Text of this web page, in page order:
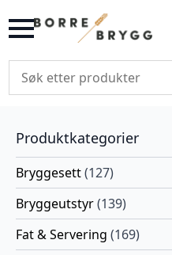
Produktkategorier
Bryggesett(127)
Bryggeutstyr(139)
Fat & Servering (169)